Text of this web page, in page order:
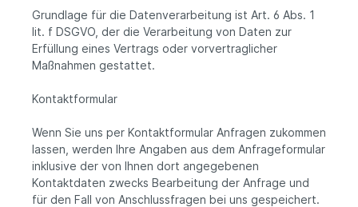
Grundlage für die Datenverarbeitung ist Art. 6 Abs. 1
lit. f DSGVO, der die Verarbeitung von Daten zur
Erfüllung eines Vertrags oder vorvertraglicher
Maßnahmen gestattet.
Kontaktformular
Wenn Sie uns per Kontaktformular Anfragen zukommen
lassen, werden Ihre Angaben aus dem Anfrageformular
inklusive der von Ihnen dort angegebenen
Kontaktdaten zwecks Bearbeitung der Anfrage und
für den Fall von Anschlussfragen bei uns gespeichert.